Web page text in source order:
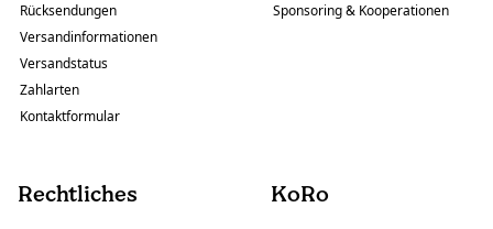
Rücksendungen
Versandinformationen
Versandstatus
Zahlarten
Kontaktformular
Sponsoring & Kooperationen
Rechtliches KoRo